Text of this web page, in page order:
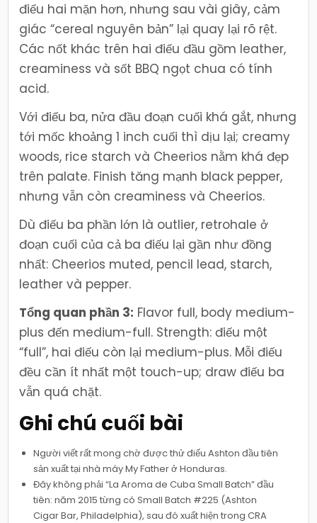
điếu hai mặn hơn, nhưng sau vài giây, cảm
giác “cereal nguyên bản” lại quay lại rõ rệt.
Các nốt khác trên hai điếu đầu gồm leather,
creaminess và sốt BBQ ngọt chua có tính
acid.
Với điếu ba, nửa đầu đoạn cuối khá gắt, nhưng
tới mốc khoảng 1 inch cuối thì dịu lại; creamy
woods, rice starch và Cheerios nằm khá đẹp
trên palate. Finish tăng mạnh black pepper,
nhưng vẫn còn creaminess và Cheerios.
Dù điếu ba phần lớn là outlier, retrohale ở
đoạn cuối của cả ba điếu lại gần như đồng
nhất: Cheerios muted, pencil lead, starch,
leather và pepper.
Tổng quan phần 3: Flavor full, body medium-
plus đến medium-full. Strength: điếu một
“full”, hai điếu còn lại medium-plus. Mỗi điếu
đều cần ít nhất một touch-up; draw điếu ba
vẫn quá chặt.
Ghi chú cuối bài
Người viết rất mong chờ được thử điếu Ashton đầu tiên
sản xuất tại nhà máy My Father ở Honduras.
Đây không phải “La Aroma de Cuba Small Batch” đầu
tiên: năm 2015 từng có Small Batch #225 (Ashton
Cigar Bar, Philadelphia), sau đó xuất hiện trong CRA